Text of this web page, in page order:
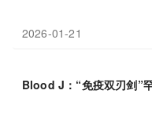
2026-01-21
Blood J：“免疫双刃剑”